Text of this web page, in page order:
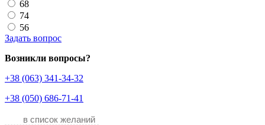
68
74
56
Задать вопрос
Возникли вопросы?
+38 (063) 341-34-32
+38 (050) 686-71-41
в список желаний